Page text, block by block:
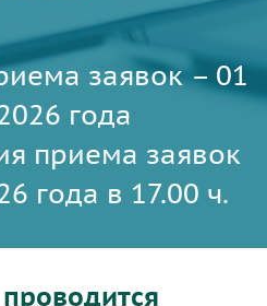
заявок – 01
года
приема заявок
года в 17.00 ч.